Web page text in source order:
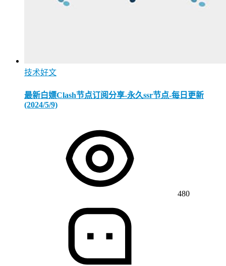
技术好文
最新白嫖Clash节点订阅分享-永久ssr节点-每日更新
(2024/5/9)
480